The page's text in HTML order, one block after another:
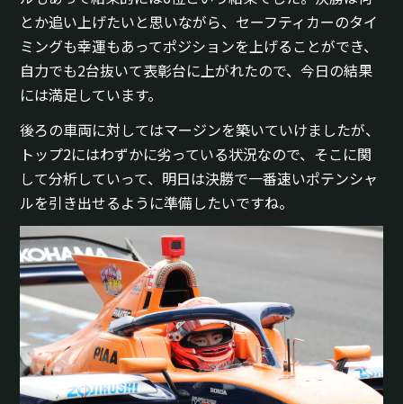
とか追い上げたいと思いながら、セーフティカーのタイ
ミングも幸運もあってポジションを上げることができ、
自力でも2台抜いて表彰台に上がれたので、今日の結果
には満足しています。
後ろの車両に対してはマージンを築いていけましたが、
トップ2にはわずかに劣っている状況なので、そこに関
して分析していって、明日は決勝で一番速いポテンシャ
ルを引き出せるように準備したいですね。